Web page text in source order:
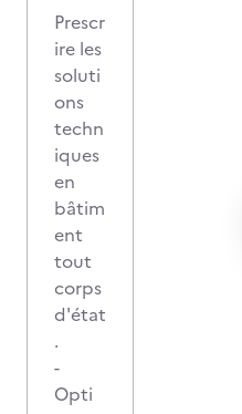
Prescr
ire les
soluti
ons
techn
iques
en
bâtim
ent
tout
corps
d'état
.
-
Opti